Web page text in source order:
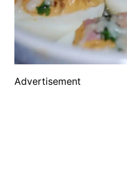
Advertisement